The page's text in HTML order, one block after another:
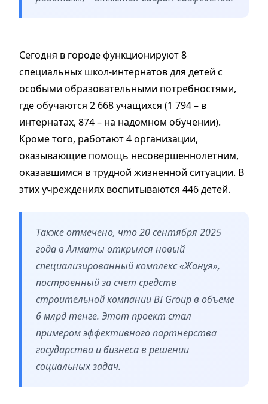
Сегодня в городе функционируют 8
специальных школ-интернатов для детей с
особыми образовательными потребностями,
где обучаются 2 668 учащихся (1 794 – в
интернатах, 874 – на надомном обучении).
Кроме того, работают 4 организации,
оказывающие помощь несовершеннолетним,
оказавшимся в трудной жизненной ситуации. В
этих учреждениях воспитываются 446 детей.
Также отмечено, что 20 сентября 2025
года в Алматы открылся новый
специализированный комплекс «Жанұя»,
построенный за счет средств
строительной компании BI Group в объеме
6 млрд тенге. Этот проект стал
примером эффективного партнерства
государства и бизнеса в решении
социальных задач.